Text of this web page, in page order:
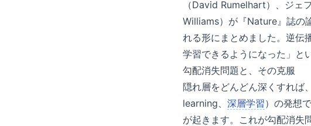
（David Rumelhart）、ジ
Williams）が『Nature』誌
れる形にまとめました。逆伝
学習できるようになった」と
勾配消失問題と、その克服
隠れ層をどんどん深くすれ
learning、 深層学習）の発想
が起きます。これが勾配消失